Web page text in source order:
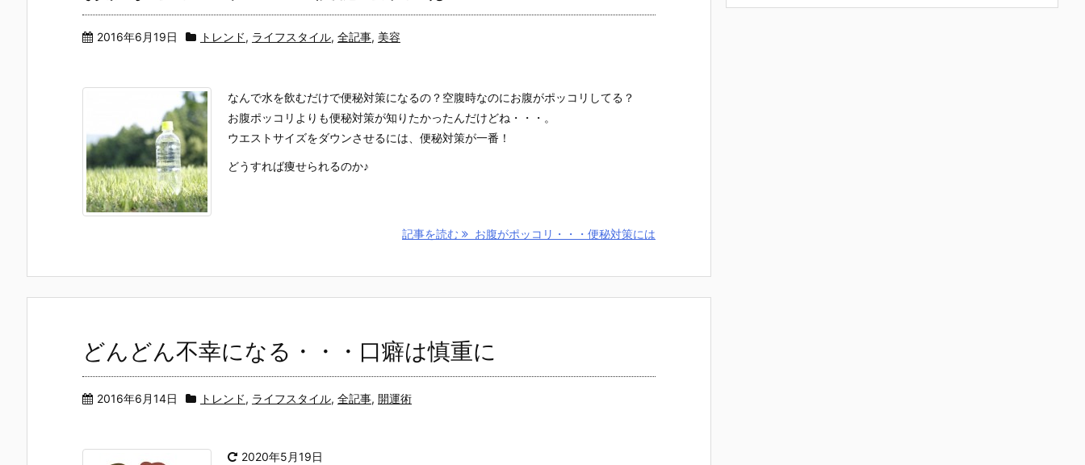
2016年6月19日 トレンド, ライフスタイル, 全記事, 美容
なんで水を飲むだけで便秘対策になるの？空腹時なのにお腹がポッコリしてる？
お腹ポッコリよりも便秘対策が知りたかったんだけどね・・・。
ウエストサイズをダウンさせるには、便秘対策が一番！
どうすれば痩せられるのか♪
記事を読む お腹がポッコリ・・・便秘対策には
どんどん不幸になる・・・口癖は慎重に
2016年6月14日 トレンド, ライフスタイル, 全記事, 開運術
2020年5月19日